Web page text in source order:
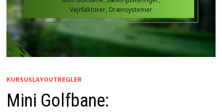
KURSUSLAYOUTREGLER
Mini Golfbane: